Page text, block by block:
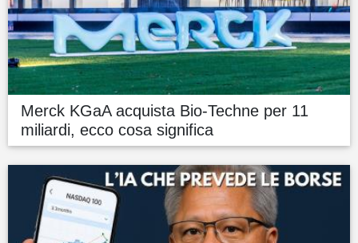
Merck KGaA acquista Bio-Techne per 11
miliardi, ecco cosa significa